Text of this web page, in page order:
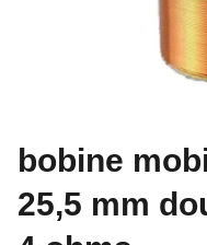
bobine
25,5 mm